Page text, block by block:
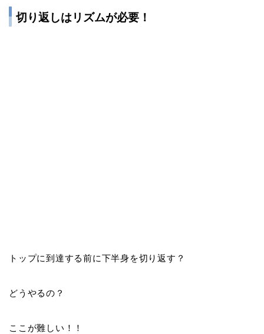
切り返しはリズムが必要！
トップに到達する前に下半身を切り返す？
どうやるの？
ここが難しい！！